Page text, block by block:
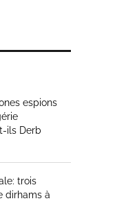
espions
ils Derb
trois
dirhams à